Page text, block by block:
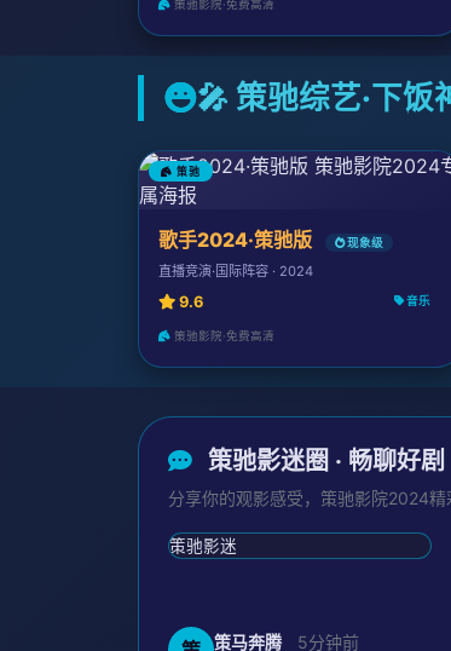
策驰影院·免费高清
🎤 策驰综艺·下饭
策驰
歌手2024·策驰版 现象级
直播竞演·国际阵容 · 2024
9.6 音乐
策驰影院·免费高清
策驰影迷圈 · 畅聊好剧
分享你的观影感受，策驰影院2024
策马奔腾 5分钟前